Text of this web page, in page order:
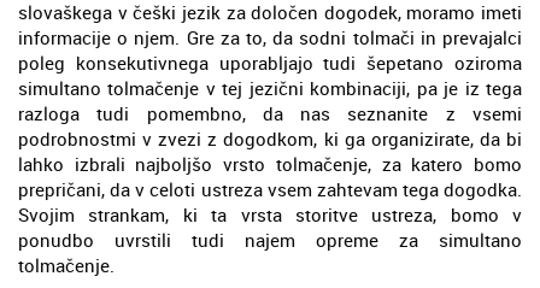
slovaškega v češki jezik za določen dogodek, moramo imeti
informacije o njem. Gre za to, da sodni tolmači in prevajalci
poleg konsekutivnega uporabljajo tudi šepetano oziroma
simultano tolmačenje v tej jezični kombinaciji, pa je iz tega
razloga tudi pomembno, da nas seznanite z vsemi
podrobnostmi v zvezi z dogodkom, ki ga organizirate, da bi
lahko izbrali najboljšo vrsto tolmačenje, za katero bomo
prepričani, da v celoti ustreza vsem zahtevam tega dogodka.
Svojim strankam, ki ta vrsta storitve ustreza, bomo v
ponudbo uvrstili tudi najem opreme za simultano
tolmačenje.